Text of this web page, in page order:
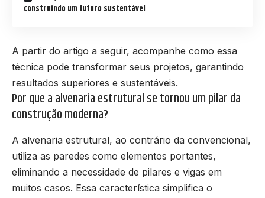
construindo um futuro sustentável
A partir do artigo a seguir, acompanhe como essa
técnica pode transformar seus projetos, garantindo
resultados superiores e sustentáveis.
Por que a alvenaria estrutural se tornou um pilar da
construção moderna?
A alvenaria estrutural, ao contrário da convencional,
utiliza as paredes como elementos portantes,
eliminando a necessidade de pilares e vigas em
muitos casos. Essa característica simplifica o